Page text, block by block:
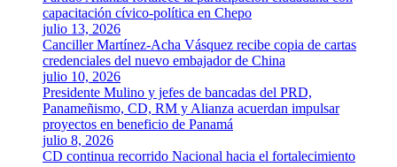
capacitación cívico-política en Chepo
julio 13, 2026
Canciller Martínez-Acha Vásquez recibe copia de cartas
credenciales del nuevo embajador de China
julio 10, 2026
Presidente Mulino y jefes de bancadas del PRD,
Panameñismo, CD, RM y Alianza acuerdan impulsar
proyectos en beneficio de Panamá
julio 8, 2026
CD continua recorrido Nacional hacia el fortalecimiento